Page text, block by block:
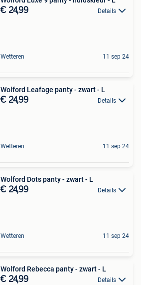
€ 24,99 Details
Wetteren 11 sep 24
Wolford Leafage panty - zwart - L
€ 24,99 Details
Wetteren 11 sep 24
Wolford Dots panty - zwart - L
€ 24,99 Details
Wetteren 11 sep 24
Wolford Rebecca panty - zwart - L
€ 24,99 Details